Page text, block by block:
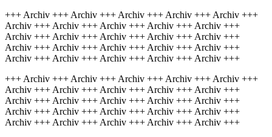
+++ Archiv +++ Archiv +++ Archiv +++ Archiv +++ Archiv +++
Archiv +++ Archiv +++ Archiv +++ Archiv +++ Archiv +++
Archiv +++ Archiv +++ Archiv +++ Archiv +++ Archiv +++
Archiv +++ Archiv +++ Archiv +++ Archiv +++ Archiv +++
Archiv +++ Archiv +++ Archiv +++ Archiv +++ Archiv +++
+++ Archiv +++ Archiv +++ Archiv +++ Archiv +++ Archiv +++
Archiv +++ Archiv +++ Archiv +++ Archiv +++ Archiv +++
Archiv +++ Archiv +++ Archiv +++ Archiv +++ Archiv +++
Archiv +++ Archiv +++ Archiv +++ Archiv +++ Archiv +++
Archiv +++ Archiv +++ Archiv +++ Archiv +++ Archiv +++